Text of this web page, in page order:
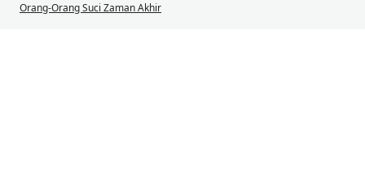
Orang-Orang Suci Zaman Akhir